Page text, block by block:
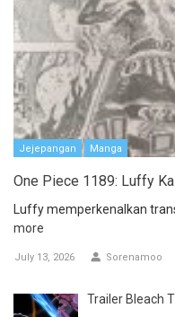
Jejepangan Manga
One Piece 1189: Luffy
Luffy memperkenalkan
more
July 13, 2026 Sorenamoo
Trailer Bleach